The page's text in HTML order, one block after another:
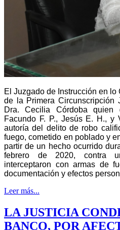
El Juzgado de Instrucción en
de la Primera
Dra. Cecilia Córdoba quien
Facundo F. P., Jesús E. H., y
autoría del delito de robo
fuego, cometido en poblado y
partir de un hecho ocurrido
febrero de 2020, contra
interceptaron con armas de
documentación y efectos
Leer más...
LA JUSTICIA
BANCO, POR